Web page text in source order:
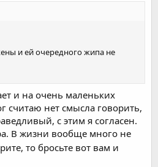
и ей очередного жипа не
и на очень маленьких
нет смысла говорить,
с этим я согласен.
В жизни вообще много не
то бросьте вот вам и